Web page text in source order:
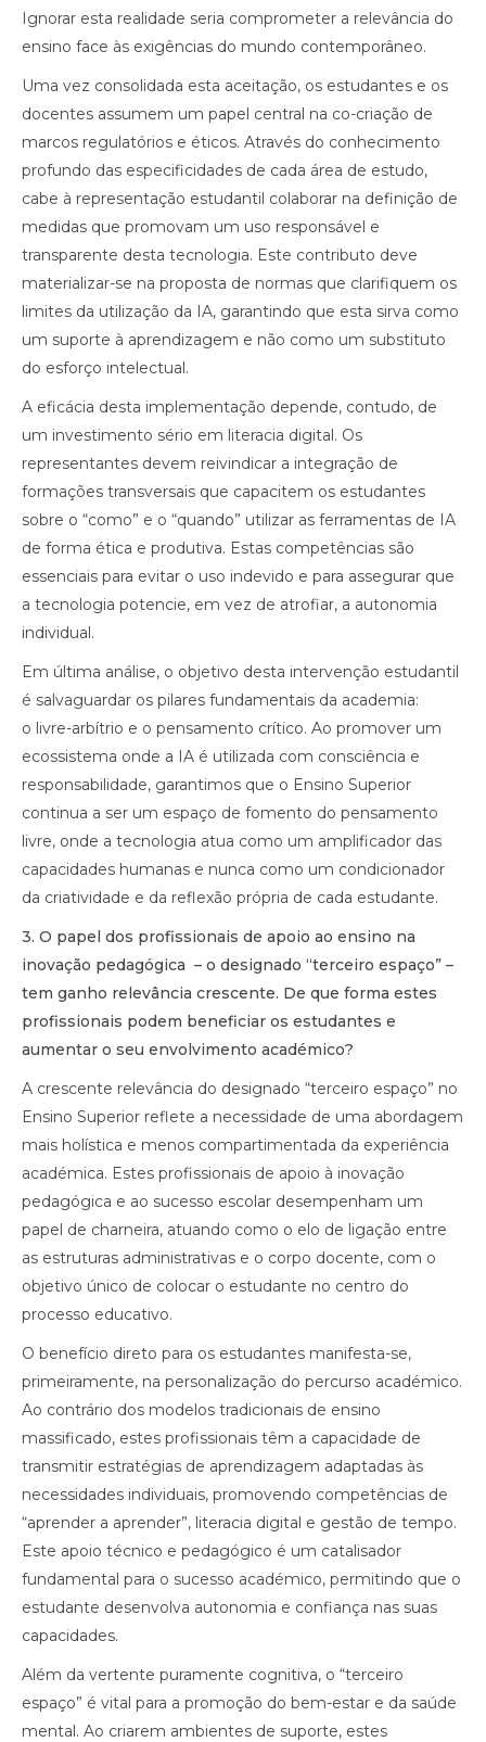
Ignorar esta realidade seria comprometer a relevância do
ensino face às exigências do mundo contemporâneo.
Uma vez consolidada esta aceitação, os estudantes e os
docentes assumem um papel central na co-criação de
marcos regulatórios e éticos. Através do conhecimento
profundo das especificidades de cada área de estudo,
cabe à representação estudantil colaborar na definição de
medidas que promovam um uso responsável e
transparente desta tecnologia. Este contributo deve
materializar-se na proposta de normas que clarifiquem os
limites da utilização da IA, garantindo que esta sirva como
um suporte à aprendizagem e não como um substituto
do esforço intelectual.
A eficácia desta implementação depende, contudo, de
um investimento sério em literacia digital. Os
representantes devem reivindicar a integração de
formações transversais que capacitem os estudantes
sobre o “como” e o “quando” utilizar as ferramentas de IA
de forma ética e produtiva. Estas competências são
essenciais para evitar o uso indevido e para assegurar que
a tecnologia potencie, em vez de atrofiar, a autonomia
individual.
Em última análise, o objetivo desta intervenção estudantil
é salvaguardar os pilares fundamentais da academia:
o livre-arbítrio e o pensamento crítico. Ao promover um
ecossistema onde a IA é utilizada com consciência e
responsabilidade, garantimos que o Ensino Superior
continua a ser um espaço de fomento do pensamento
livre, onde a tecnologia atua como um amplificador das
capacidades humanas e nunca como um condicionador
da criatividade e da reflexão própria de cada estudante.
3.⁠ ⁠O papel dos profissionais de apoio ao ensino na
inovação pedagógica – o designado “terceiro espaço” –
tem ganho relevância crescente. De que forma estes
profissionais podem beneficiar os estudantes e
aumentar o seu envolvimento académico?
A crescente relevância do designado “terceiro espaço” no
Ensino Superior reflete a necessidade de uma abordagem
mais holística e menos compartimentada da experiência
académica. Estes profissionais de apoio à inovação
pedagógica e ao sucesso escolar desempenham um
papel de charneira, atuando como o elo de ligação entre
as estruturas administrativas e o corpo docente, com o
objetivo único de colocar o estudante no centro do
processo educativo.
O benefício direto para os estudantes manifesta-se,
primeiramente, na personalização do percurso académico.
Ao contrário dos modelos tradicionais de ensino
massificado, estes profissionais têm a capacidade de
transmitir estratégias de aprendizagem adaptadas às
necessidades individuais, promovendo competências de
“aprender a aprender”, literacia digital e gestão de tempo.
Este apoio técnico e pedagógico é um catalisador
fundamental para o sucesso académico, permitindo que o
estudante desenvolva autonomia e confiança nas suas
capacidades.
Além da vertente puramente cognitiva, o “terceiro
espaço” é vital para a promoção do bem-estar e da saúde
mental. Ao criarem ambientes de suporte, estes